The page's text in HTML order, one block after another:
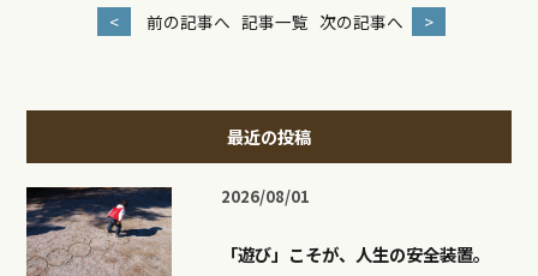
< 前の記事へ 記事一覧 次の記事へ >
最近の投稿
2026/08/01
「遊び」こそが、人生の安全装置。